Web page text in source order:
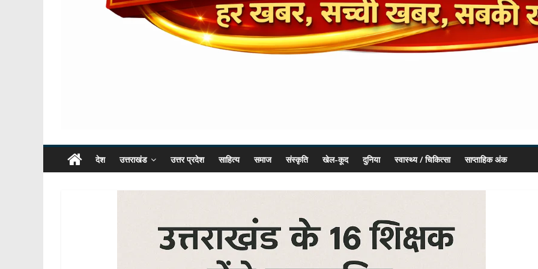
देश उत्तराखंड उत्तर प्रदेश साहित्य समाज संस्कृति खेल-कूद दुनिया स्वास्थ्य / चिकित्सा साप्ताहिक अंक